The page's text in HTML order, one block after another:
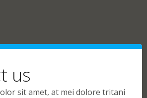
us
sit amet, at mei dolore tritani